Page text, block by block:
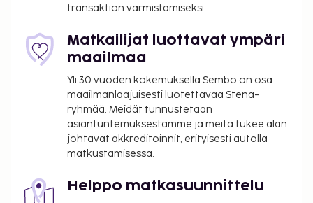
transaktion varmistamiseksi.
Matkailijat luottavat ympäri
maailmaa
Yli 30 vuoden kokemuksella Sembo on osa
maailmanlaajuisesti luotettavaa Stena-
ryhmää. Meidät tunnustetaan
asiantuntemuksestamme ja meitä tukee alan
johtavat akkreditoinnit, erityisesti autolla
matkustamisessa.
Helppo matkasuunnittelu